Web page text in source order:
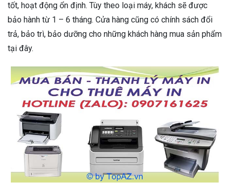
tốt, hoạt động ổn định. Tùy theo loại máy, khách sẽ được
bảo hành từ 1 – 6 tháng. Cửa hàng cũng có chính sách đổi
trả, bảo trì, bảo dưỡng cho những khách hàng mua sản phẩm
tại đây.